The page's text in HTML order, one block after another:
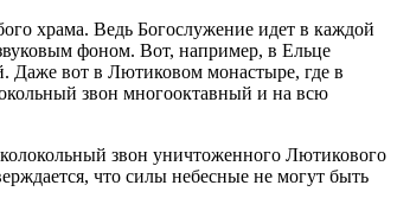
храма. Ведь Богослужение идет в каждой
фоном. Вот, например, в Ельце
Даже вот в Лютиковом монастыре, где в
звон многооктавный и на всю
звон уничтоженного Лютикового
что силы небесные не могут быть